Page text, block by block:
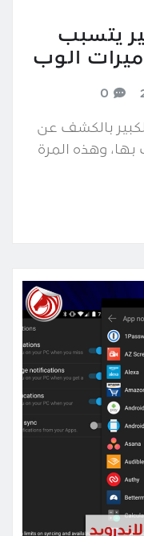
10 الأخير يتسبب
الوب
0
10 الأخير الكبير بالكشف عن
وهذه المرة